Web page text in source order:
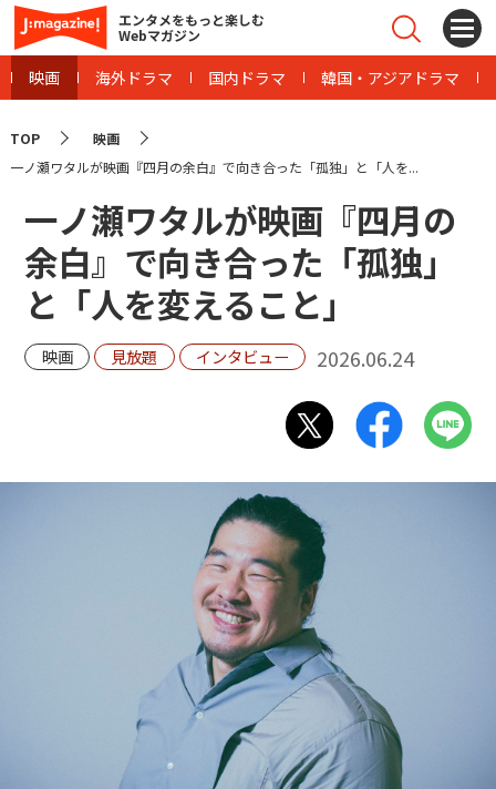
エンタメをもっと楽しむ
Webマガジン
映画 海外ドラマ 国内ドラマ 韓国・アジアドラマ
TOP
映画
一ノ瀬ワタルが映画『四月の余白』で向き合った「孤独」と「人を...
一ノ瀬ワタルが映画『四月の
余白』で向き合った「孤独」
と「人を変えること」
映画 見放題 インタビュー 2026.06.24